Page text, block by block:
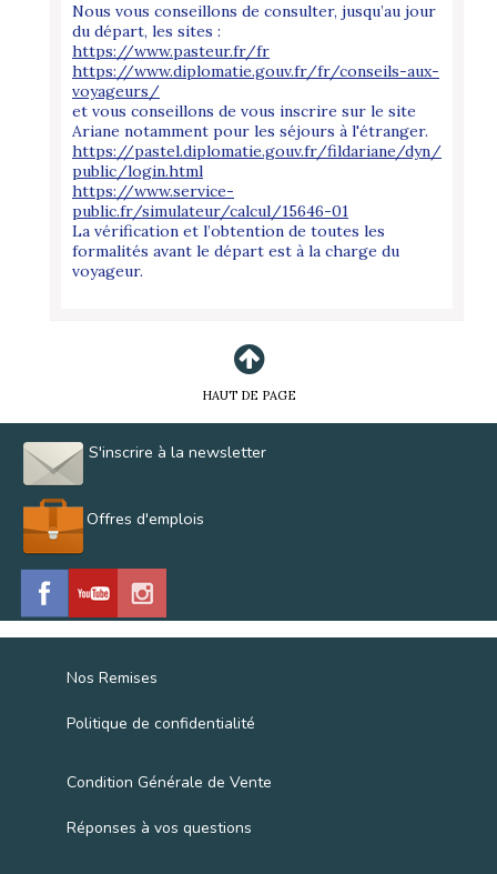
Nous vous conseillons de consulter, jusqu’au jour
du départ, les sites :
https://www.pasteur.fr/fr
https://www.diplomatie.gouv.fr/fr/conseils-aux-
voyageurs/
et vous conseillons de vous inscrire sur le site
Ariane notamment pour les séjours à l'étranger.
https://pastel.diplomatie.gouv.fr/fildariane/dyn/
public/login.html
https://www.service-
public.fr/simulateur/calcul/15646-01
La vérification et l’obtention de toutes les
formalités avant le départ est à la charge du
voyageur.
HAUT DE PAGE
S'inscrire à la newsletter
Offres d'emplois
Nos Remises
Politique de confidentialité
Condition Générale de Vente
Réponses à vos questions